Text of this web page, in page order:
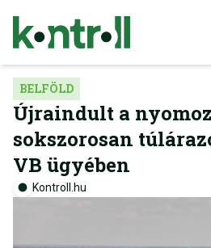
BELFÖLD
Újraindult a
sokszorosan
VB ügyében
Kontroll.hu